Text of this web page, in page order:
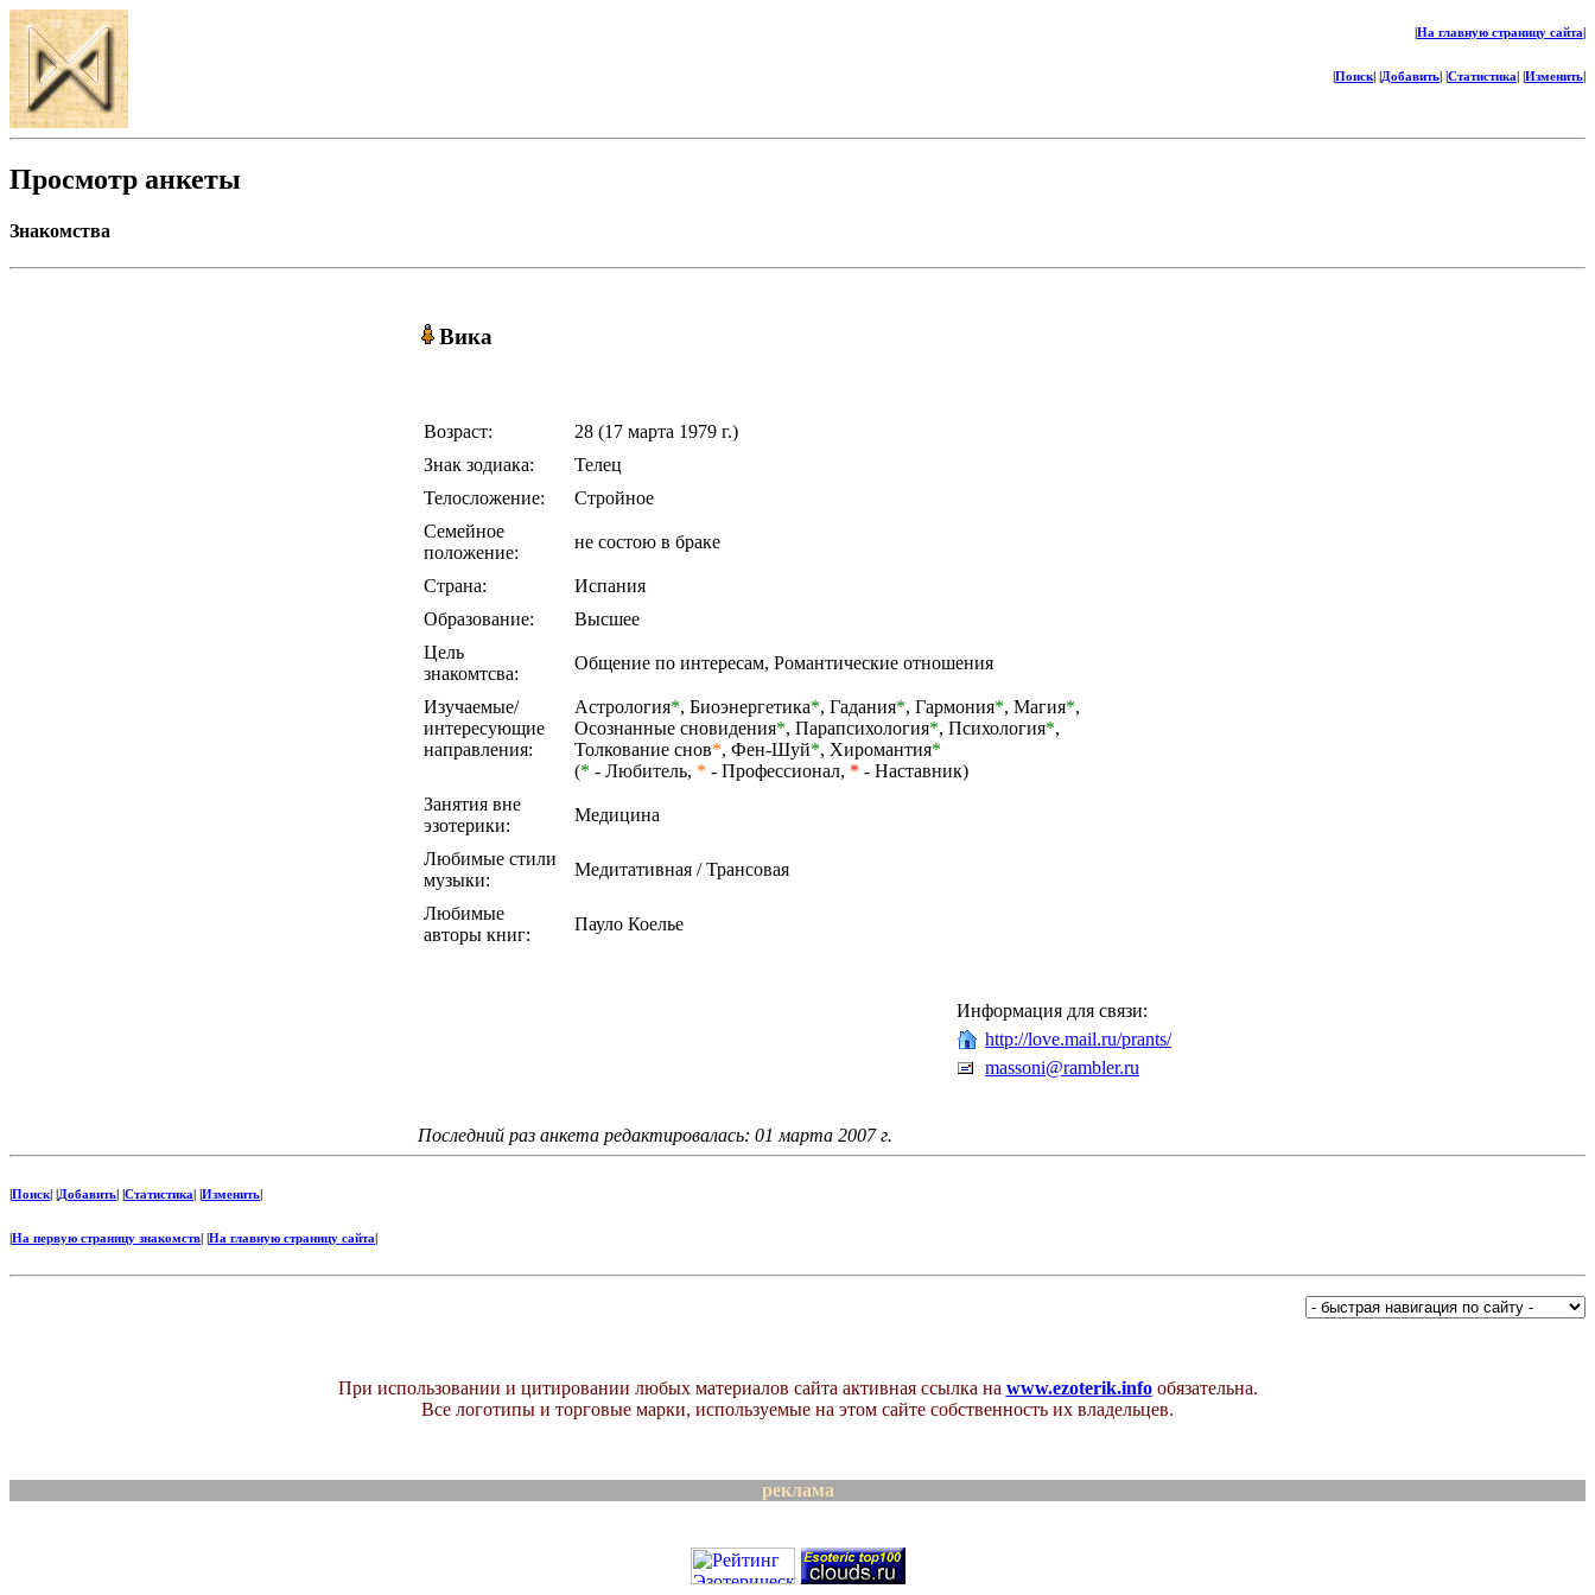
|На главную страницу сайта|
|Поиск| |Добавить| |Статистика| |Изменить|
Просмотр анкеты
Знакомства
Вика
Возраст:
28 (17 марта 1979 г.)
Знак зодиака:
Телец
Телосложение:
Стройное
Семейное
положение:
не состою в браке
Страна:
Испания
Образование:
Высшее
Цель
знакомтсва:
Общение по интересам, Романтические отношения
Изучаемые/
интересующие
направления:
Астрология*, Биоэнергетика*, Гадания*, Гармония*, Магия*,
Осознанные сновидения*, Парапсихология*, Психология*,
Толкование снов*, Фен-Шуй*, Хиромантия*
(* - Любитель, * - Профессионал, * - Наставник)
Занятия вне
эзотерики:
Медицина
Любимые стили
музыки:
Медитативная / Трансовая
Любимые
авторы книг:
Пауло Коелье
Информация для связи:
http://love.mail.ru/prants/
massoni@rambler.ru
Последний раз анкета редактировалась: 01 марта 2007 г.
Поиск| | Добавить Статистика Изменить
На первую страницу знакомств На главную страницу сайта
При использовании и цитировании любых материалов сайта активная ссылка на www.ezoterik.infoобязательна.
Все логотипы и торговые марки, используемые на этом сайте собственность их владельцев.
реклама